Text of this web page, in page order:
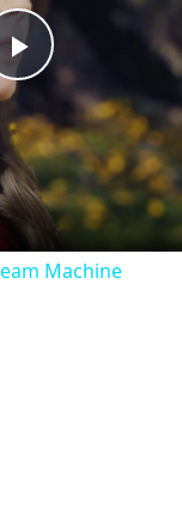
Play
Video
Machine